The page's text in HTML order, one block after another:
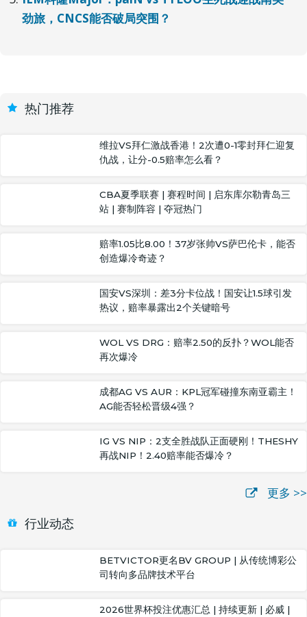
劲旅，CNCS能否破局突围？
热门推荐
维拉VS拜仁激战香港！2次遭0-1零封拜仁迎复
仇战，让分-0.5赔率怎么看？
CBA夏季联赛 | 赛程时间 | 启东库尔勒青岛三
站 | 赛制阵容 | 夺冠热门
赔率1.05比8.00！37岁张帅VS萨巴伦卡，能否
创造爆冷奇迹？
国安VS深圳：差3分卡位战！国安让1.5球引发
热议，赔率暴露出2个关键暗号
WOL VS DRG：赔率2.50的反扑？WOL能否
再次爆冷
成都AG VS AUR：KPL冠军碰撞东南亚霸主！
AG能否轻松晋级4强？
IG VS NIP：2支全胜战队正面硬刚！THESHY
再战NIP！2.40赔率能否爆冷？
更多 >>
行业动态
BETVICTOR更名BV GROUP | 从传统博彩公
司转向多品牌技术平台
2026世界杯投注优惠汇总 | 持续更新 | 必威 |